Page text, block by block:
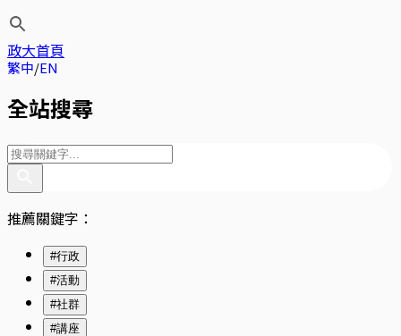
政大首頁
繁中 EN
全站搜尋
推薦關鍵字：
#行政
#活動
#社群
#講座